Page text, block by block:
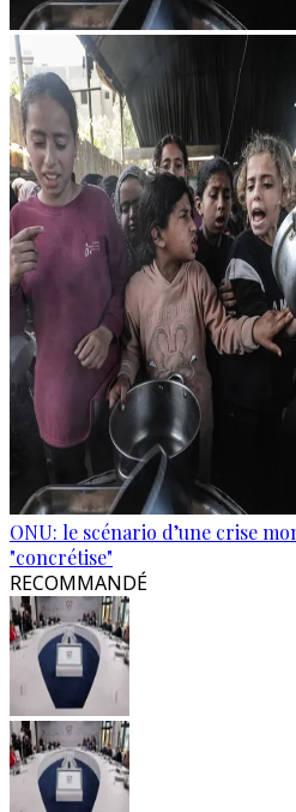
ONU: le scénario d’une crise
"concrétise"
RECOMMANDÉ